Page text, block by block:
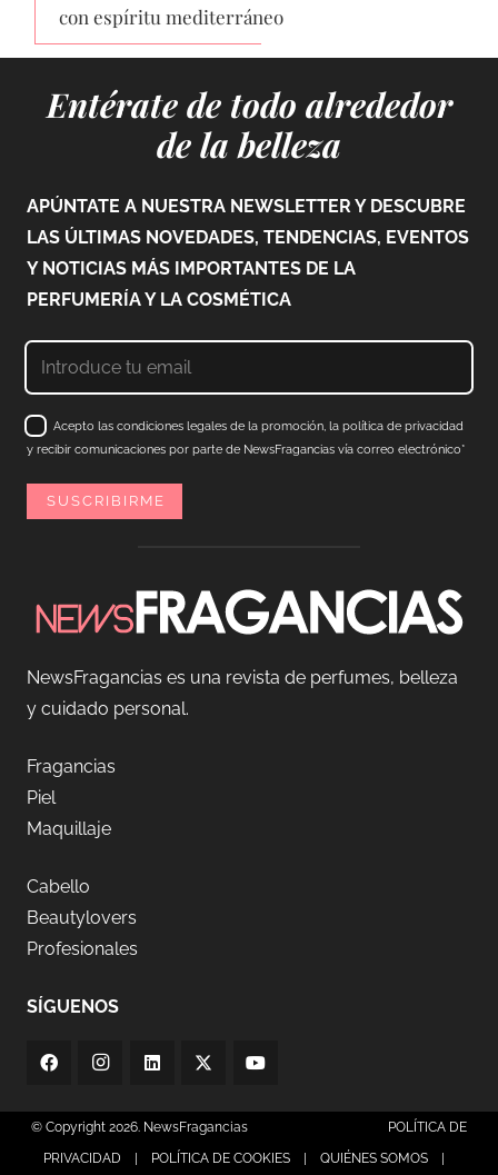
con espíritu mediterráneo
Entérate de todo alrededor
de la belleza
APÚNTATE A NUESTRA NEWSLETTER Y DESCUBRE
LAS ÚLTIMAS NOVEDADES, TENDENCIAS, EVENTOS
Y NOTICIAS MÁS IMPORTANTES DE LA
PERFUMERÍA Y LA COSMÉTICA
Acepto las condiciones legales de la promoción, la política de privacidad
y recibir comunicaciones por parte de NewsFragancias vía correo electrónico*
NewsFragancias es una revista de perfumes, belleza
y cuidado personal.
Fragancias
Piel
Maquillaje
Cabello
Beautylovers
Profesionales
SÍGUENOS
© Copyright 2026. NewsFragancias
POLÍTICA DE
PRIVACIDAD
POLÍTICA DE COOKIES QUIÉNES SOMOS